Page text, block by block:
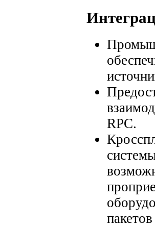
RPC.